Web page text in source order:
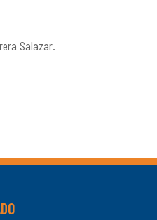
Salazar.